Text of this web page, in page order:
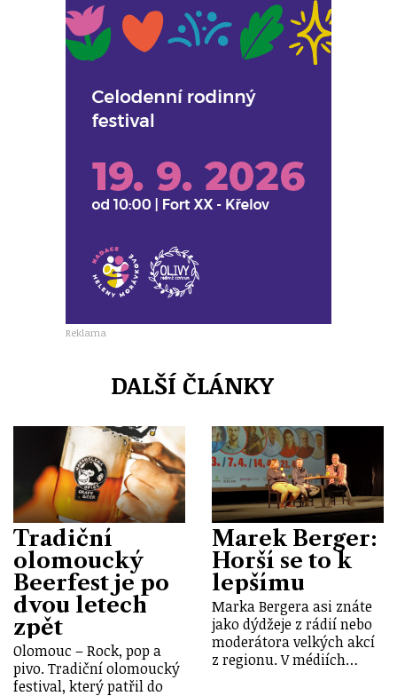
Reklama
DALŠÍ ČLÁNKY
Tradiční
olomoucký
Beerfest je po
dvou letech
zpět
Olomouc – Rock, pop a
pivo. Tradiční olomoucký
festival, který patřil do
Marek Berger:
Horší se to k
lepšímu
Marka Bergera asi znáte
jako dýdžeje z rádií nebo
moderátora velkých akcí
z regionu. V médiích…